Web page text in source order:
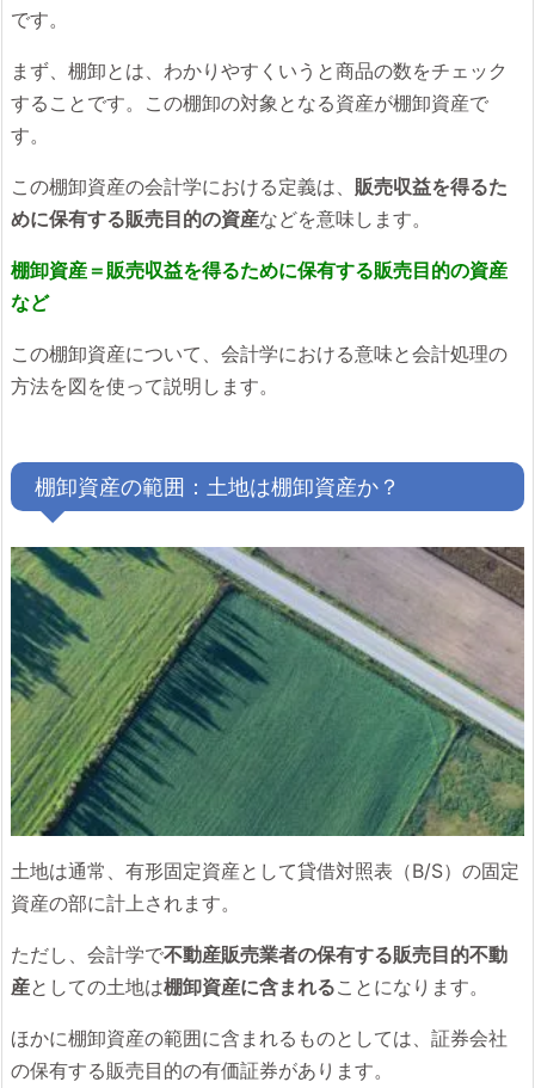
です。
まず、棚卸とは、わかりやすくいうと商品の数をチェック
することです。この棚卸の対象となる資産が棚卸資産で
す。
この棚卸資産の会計学における定義は、 販売収益を得るた
めに保有する販売目的の資産などを意味します。
棚卸資産＝販売収益を得るために保有する販売目的の資産
など
この棚卸資産について、会計学における意味と会計処理の
方法を図を使って説明します。
棚卸資産の範囲：土地は棚卸資産か？
土地は通常、有形固定資産として貸借対照表（B/S）の固定
資産の部に計上されます。
ただし、会計学で不動産販売業者の保有する販売目的不動
産としての土地は棚卸資産に含まれることになります。
ほかに棚卸資産の範囲に含まれるものとしては、証券会社
の保有する販売目的の有価証券があります。